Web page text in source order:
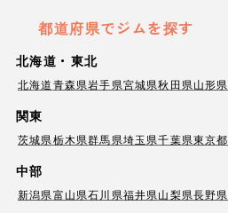
都道府県でジムを探す
北海道・東北
北海道青森県岩手県宮城県秋田県山形県
関東
茨城県栃木県群馬県埼玉県千葉県東京都
中部
新潟県富山県石川県福井県山梨県長野県